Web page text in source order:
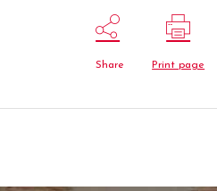
Share Print page